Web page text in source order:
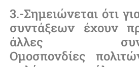
3.-Σημειώνεται ότι
συντάξεων έχουν
άλλες
Ομοσπονδίες